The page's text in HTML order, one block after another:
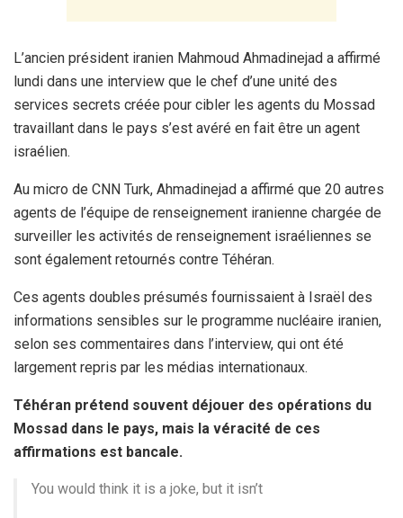
L’ancien président iranien Mahmoud Ahmadinejad a affirmé
lundi dans une interview que le chef d’une unité des
services secrets créée pour cibler les agents du Mossad
travaillant dans le pays s’est avéré en fait être un agent
israélien.
Au micro de CNN Turk, Ahmadinejad a affirmé que 20 autres
agents de l’équipe de renseignement iranienne chargée de
surveiller les activités de renseignement israéliennes se
sont également retournés contre Téhéran.
Ces agents doubles présumés fournissaient à Israël des
informations sensibles sur le programme nucléaire iranien,
selon ses commentaires dans l’interview, qui ont été
largement repris par les médias internationaux.
Téhéran prétend souvent déjouer des opérations du
Mossad dans le pays, mais la véracité de ces
affirmations est bancale.
You would think it is a joke, but it isn’t